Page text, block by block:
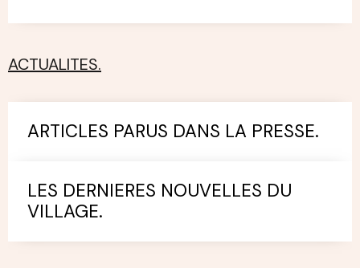
ACTUALITES.
ARTICLES PARUS DANS LA PRESSE.
LES DERNIERES NOUVELLES DU
VILLAGE.